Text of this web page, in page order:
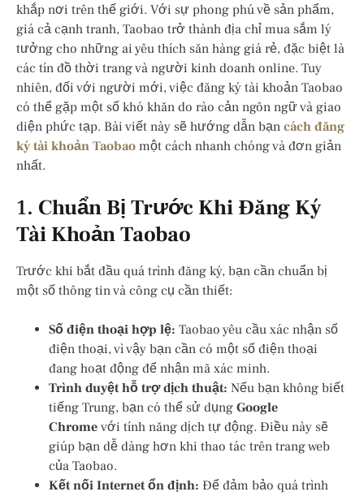
khắp nơi trên thế giới. Với sự phong phú về sản phẩm,
giá cả cạnh tranh, Taobao trở thành địa chỉ mua sắm lý
tưởng cho những ai yêu thích săn hàng giá rẻ, đặc biệt là
các tín đồ thời trang và người kinh doanh online. Tuy
nhiên, đối với người mới, việc đăng ký tài khoản Taobao
có thể gặp một số khó khăn do rào cản ngôn ngữ và giao
diện phức tạp. Bài viết này sẽ hướng dẫn bạn cách đăng
ký tài khoản Taobao một cách nhanh chóng và đơn giản
nhất.
1. Chuẩn Bị Trước Khi Đăng Ký
Tài Khoản Taobao
Trước khi bắt đầu quá trình đăng ký, bạn cần chuẩn bị
một số thông tin và công cụ cần thiết:
Số điện thoại hợp lệ: Taobao yêu cầu xác nhận số
điện thoại, vì vậy bạn cần có một số điện thoại
đang hoạt động để nhận mã xác minh.
Trình duyệt hỗ trợ dịch thuật: Nếu bạn không biết
tiếng Trung, bạn có thể sử dụng Google
Chrome với tính năng dịch tự động. Điều này sẽ
giúp bạn dễ dàng hơn khi thao tác trên trang web
của Taobao.
Kết nối Internet ổn định: Để đảm bảo quá trình